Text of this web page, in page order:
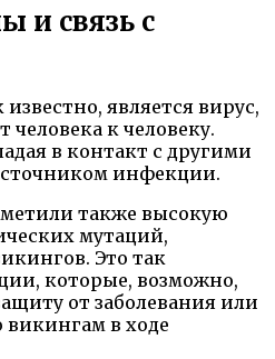
и связь с
является вирус,
человека к человеку.
в контакт с другими
инфекции.
также высокую
мутаций,
Это так
которые, возможно,
от заболевания или
в ходе